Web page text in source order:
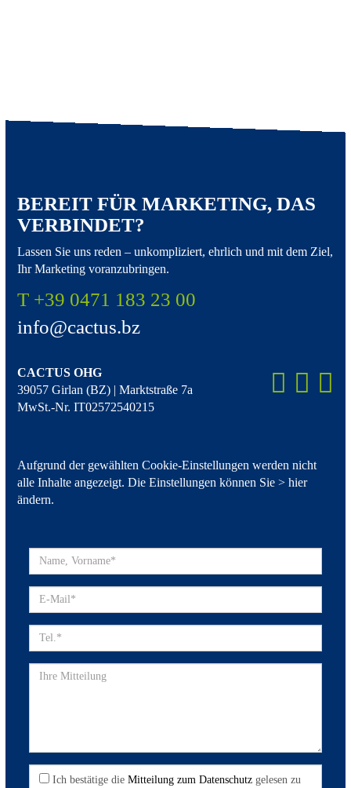
BEREIT FÜR MARKETING, DAS
VERBINDET?
Lassen Sie uns reden – unkompliziert, ehrlich und mit dem Ziel,
Ihr Marketing voranzubringen.
T +39 0471 183 23 00
info@cactus.bz
CACTUS OHG
39057 Girlan (BZ) | Marktstraße 7a
MwSt.-Nr. IT02572540215
Aufgrund der gewählten Cookie-Einstellungen werden nicht
alle Inhalte angezeigt. Die Einstellungen können Sie > hier
ändern.
Ich bestätige die Mitteilung zum Datenschutz gelesen zu